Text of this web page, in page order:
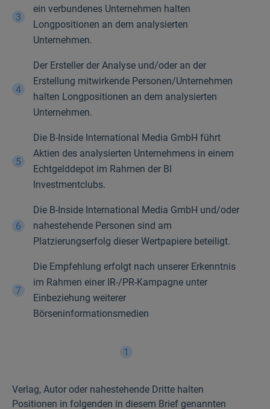
ein verbundenes Unternehmen halten
Longpositionen an dem analysierten
Unternehmen.
Der Ersteller der Analyse und/oder an der
Erstellung mitwirkende Personen/Unternehmen
halten Longpositionen an dem analysierten
Unternehmen.
Die B-Inside International Media GmbH führt
Aktien des analysierten Unternehmens in einem
Echtgelddepot im Rahmen der BI
Investmentclubs.
Die B-Inside International Media GmbH und/oder
nahestehende Personen sind am
Platzierungserfolg dieser Wertpapiere beteiligt.
Die Empfehlung erfolgt nach unserer Erkenntnis
im Rahmen einer IR-/PR-Kampagne unter
Einbeziehung weiterer
Börseninformationsmedien
1
Verlag, Autor oder nahestehende Dritte halten
Positionen in folgenden in diesem Brief genannten